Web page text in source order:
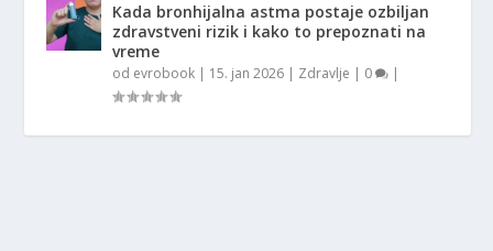
Kada bronhijalna astma postaje ozbiljan
zdravstveni rizik i kako to prepoznati na
vreme
od evrobook | 15. jan 2026 | Zdravlje | 0 |